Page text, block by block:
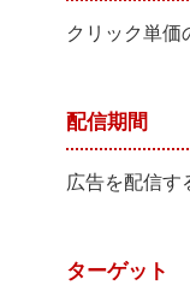
クリック単価
配信期間
広告を配信す
ターゲット